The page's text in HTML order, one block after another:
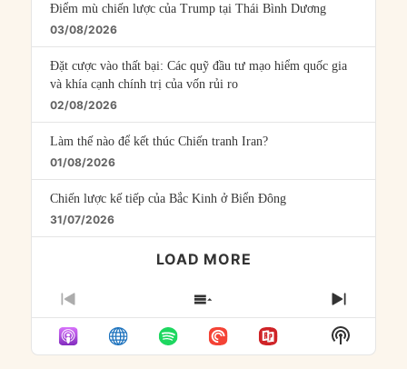
Điểm mù chiến lược của Trump tại Thái Bình Dương
03/08/2026
Đặt cược vào thất bại: Các quỹ đầu tư mạo hiểm quốc gia
và khía cạnh chính trị của vốn rủi ro
02/08/2026
Làm thế nào để kết thúc Chiến tranh Iran?
01/08/2026
Chiến lược kế tiếp của Bắc Kinh ở Biển Đông
31/07/2026
LOAD MORE
PREVIOUS
EPISODE
SHOW
EPISODES
LIST
NEXT
Show
Podcast